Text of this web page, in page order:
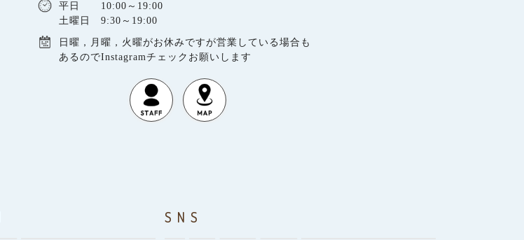
平日 10:00～19:00
土曜日 9:30～19:00
日曜，月曜，火曜がお休みですが営業している場合も
あるのでInstagramチェックお願いします
SNS